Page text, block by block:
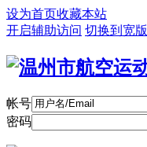
设为首页收藏本站
开启辅助访问 切换到宽版
帐号
密码